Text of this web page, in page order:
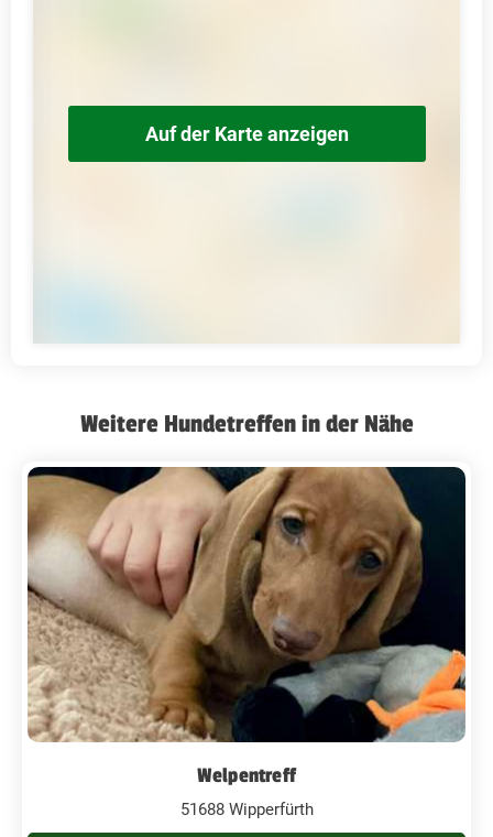
Auf der Karte anzeigen
Weitere Hundetreffen in der Nähe
Welpentreff
51688 Wipperfürth